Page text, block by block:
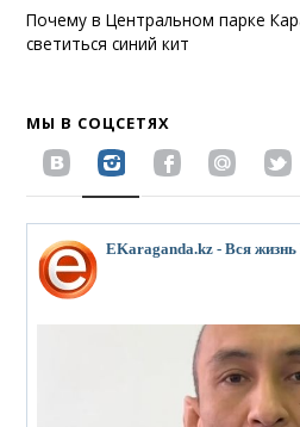
Почему в Центральном парке
светиться синий кит
МЫ В СОЦСЕТЯХ
EKaraganda.kz - Вся